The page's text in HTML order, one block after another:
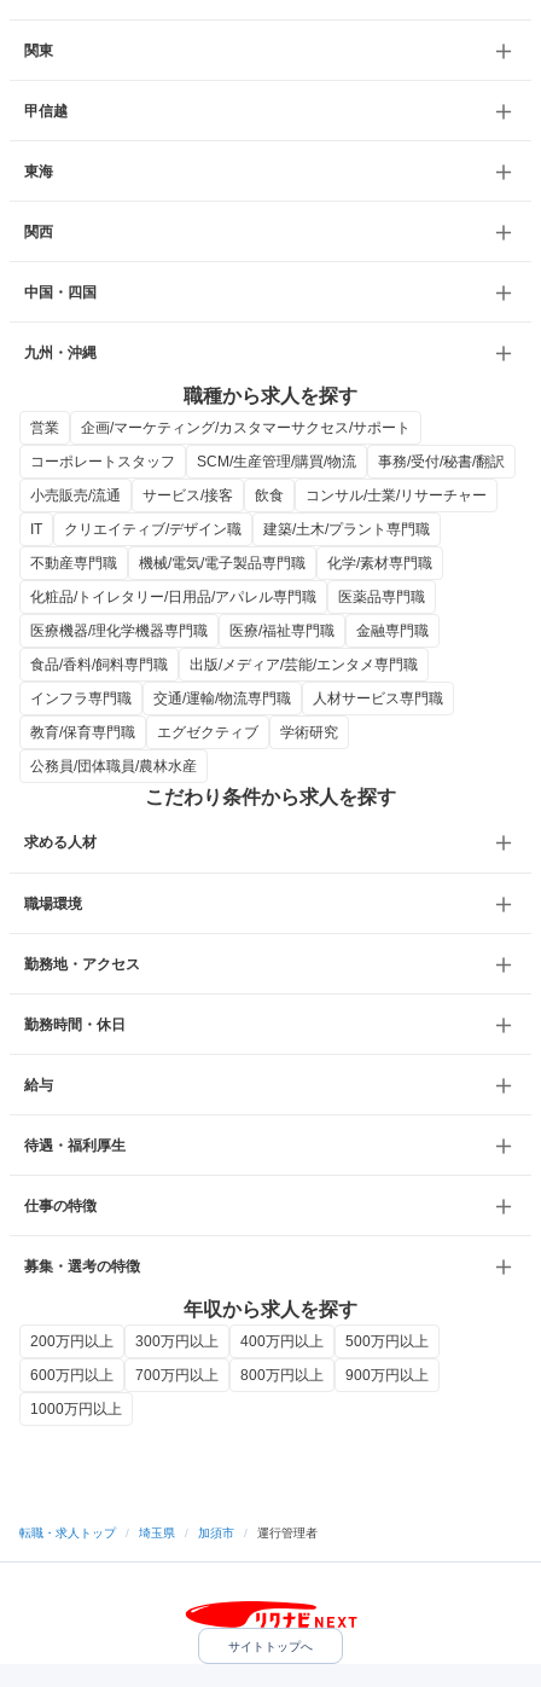
関東
甲信越
東海
関西
中国・四国
九州・沖縄
職種から求人を探す
営業
企画/マーケティング/カスタマーサクセス/サポート
コーポレートスタッフ
SCM/生産管理/購買/物流
事務/受付/秘書/翻訳
小売販売/流通
サービス/接客 飲食
コンサル/士業/リサーチャー
IT
クリエイティブ/デザイン職
建築/土木/プラント専門職
不動産専門職
機械/電気/電子製品専門職
化学/素材専門職
化粧品/トイレタリー/日用品/アパレル専門職
医薬品専門職
医療機器/理化学機器専門職
医療/福祉専門職
金融専門職
食品/香料/飼料専門職
出版/メディア/芸能/エンタメ専門職
インフラ専門職
交通/運輸/物流専門職
人材サービス専門職
教育/保育専門職
エグゼクティブ
学術研究
公務員/団体職員/農林水産
こだわり条件から求人を探す
求める人材
職場環境
勤務地・アクセス
勤務時間・休日
給与
待遇・福利厚生
仕事の特徴
募集・選考の特徴
年収から求人を探す
200万円以上 300万円以上 400万円以上
500万円以上
600万円以上
700万円以上 800万円以上
900万円以上
1000万円以上
転職・求人トップ / 埼玉県 / 加須市 / 運行管理者
サイトトップへ